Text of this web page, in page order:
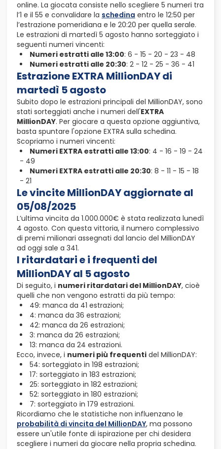
online. La giocata consiste nello scegliere 5 numeri tra
l’1 e il 55 e convalidare la schedina entro le 12:50 per
l’estrazione pomeridiana e le 20:20 per quella serale.
Le estrazioni di martedì 5 agosto hanno sorteggiato i
seguenti numeri vincenti:
Numeri estratti alle 13:00: 6 - 15 - 20 - 23 - 48
Numeri estratti alle 20:30: 2 - 12 - 25 - 36 - 41
Estrazione EXTRA MillionDAY di
martedì 5 agosto
Subito dopo le estrazioni principali del MillionDAY, sono
stati sorteggiati anche i numeri dell'EXTRA
MillionDAY. Per giocare a questa opzione aggiuntiva,
basta spuntare l'opzione EXTRA sulla schedina.
Scopriamo i numeri vincenti:
Numeri EXTRA estratti alle 13:00: 4 - 16 - 19 - 24
- 49
Numeri EXTRA estratti alle 20:30: 8 - 11 - 15 - 18
- 21
Le vincite MillionDAY aggiornate al
05/08/2025
L’ultima vincita da 1.000.000€ è stata realizzata lunedì
4 agosto. Con questa vittoria, il numero complessivo
di premi milionari assegnati dal lancio del MillionDAY
ad oggi sale a 341.
I ritardatari e i frequenti del
MillionDAY al 5 agosto
Di seguito, i numeri ritardatari del MillionDAY, cioè
quelli che non vengono estratti da più tempo:
49: manca da 41 estrazioni;
4: manca da 36 estrazioni;
42: manca da 26 estrazioni;
3: manca da 26 estrazioni;
13: manca da 24 estrazioni.
Ecco, invece, i numeri più frequenti del MillionDAY:
54: sorteggiato in 198 estrazioni;
17: sorteggiato in 183 estrazioni;
25: sorteggiato in 182 estrazioni;
52: sorteggiato in 180 estrazioni;
7: sorteggiato in 179 estrazioni.
Ricordiamo che le statistiche non influenzano le
probabilità di vincita del MillionDAY, ma possono
essere un'utile fonte di ispirazione per chi desidera
scegliere i numeri da giocare nella propria schedina.